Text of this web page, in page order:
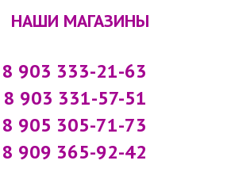
НАШИ МАГАЗИНЫ
8 903 333-21-63
8 903 331-57-51
8 905 305-71-73
8 909 365-92-42